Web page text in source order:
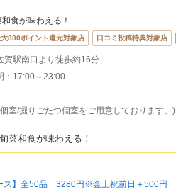
食が味わえる！
大800ポイント還元対象店 口コミ投稿特典対象店
賀駅南口より徒歩約16分
：17:00～23:00
室/掘りごたつ個室をご用意しております。)
菜和食が味わえる！
ス】全50品 3280円※金土祝前日＋500円